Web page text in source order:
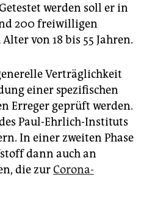
werden soll er in
200 freiwilligen
von 18 bis 55 Jahren.
Verträglichkeit
einer spezifischen
Erreger geprüft werden.
Paul-Ehrlich-In­sti­tuts
In einer zweiten Phase
dann auch an
die zurCorona-